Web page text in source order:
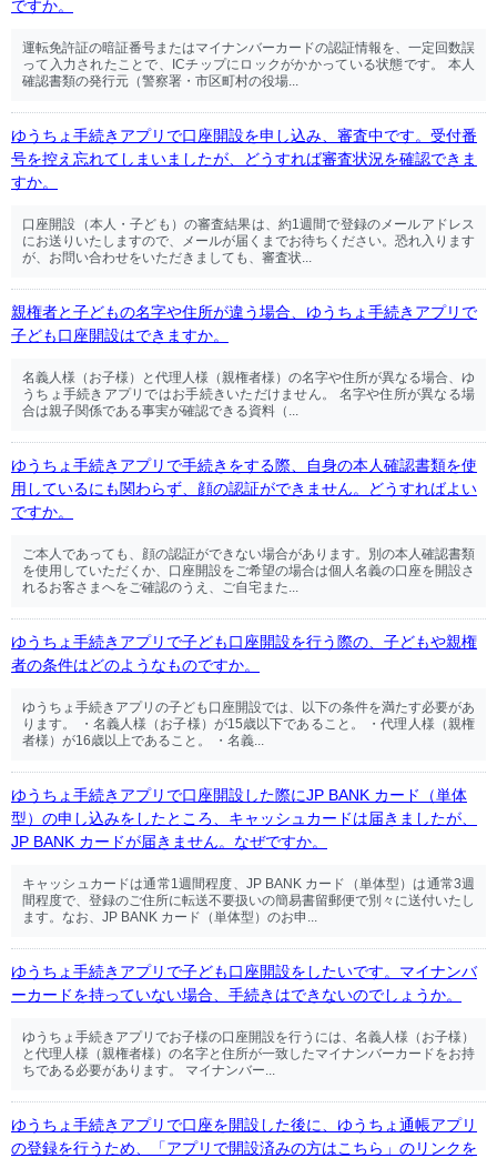
ですか。
運転免許証の暗証番号またはマイナンバーカードの認証情報を、一定回数誤
って入力されたことで、ICチップにロックがかかっている状態です。 本人
確認書類の発行元（警察署・市区町村の役場...
ゆうちょ手続きアプリで口座開設を申し込み、審査中です。受付番
号を控え忘れてしまいましたが、どうすれば審査状況を確認できま
すか。
口座開設（本人・子ども）の審査結果は、約1週間で登録のメールアドレス
にお送りいたしますので、メールが届くまでお待ちください。恐れ入ります
が、お問い合わせをいただきましても、審査状...
親権者と子どもの名字や住所が違う場合、ゆうちょ手続きアプリで
子ども口座開設はできますか。
名義人様（お子様）と代理人様（親権者様）の名字や住所が異なる場合、ゆ
うちょ手続きアプリではお手続きいただけません。 名字や住所が異なる場
合は親子関係である事実が確認できる資料（...
ゆうちょ手続きアプリで手続きをする際、自身の本人確認書類を使
用しているにも関わらず、顔の認証ができません。どうすればよい
ですか。
ご本人であっても、顔の認証ができない場合があります。別の本人確認書類
を使用していただくか、口座開設をご希望の場合は個人名義の口座を開設さ
れるお客さまへをご確認のうえ、ご自宅また...
ゆうちょ手続きアプリで子ども口座開設を行う際の、子どもや親権
者の条件はどのようなものですか。
ゆうちょ手続きアプリの子ども口座開設では、以下の条件を満たす必要があ
ります。 ・名義人様（お子様）が15歳以下であること。 ・代理人様（親権
者様）が16歳以上であること。 ・名義...
ゆうちょ手続きアプリで口座開設した際にJP BANK カード（単体
型）の申し込みをしたところ、キャッシュカードは届きましたが、
JP BANK カードが届きません。なぜですか。
キャッシュカードは通常1週間程度、JP BANK カード（単体型）は通常3週
間程度で、登録のご住所に転送不要扱いの簡易書留郵便で別々に送付いたし
ます。なお、JP BANK カード（単体型）のお申...
ゆうちょ手続きアプリで子ども口座開設をしたいです。マイナンバ
ーカードを持っていない場合、手続きはできないのでしょうか。
ゆうちょ手続きアプリでお子様の口座開設を行うには、名義人様（お子様）
と代理人様（親権者様）の名字と住所が一致したマイナンバーカードをお持
ちである必要があります。 マイナンバー...
ゆうちょ手続きアプリで口座を開設した後に、ゆうちょ通帳アプリ
の登録を行うため、「アプリで開設済みの方はこちら」のリンクを